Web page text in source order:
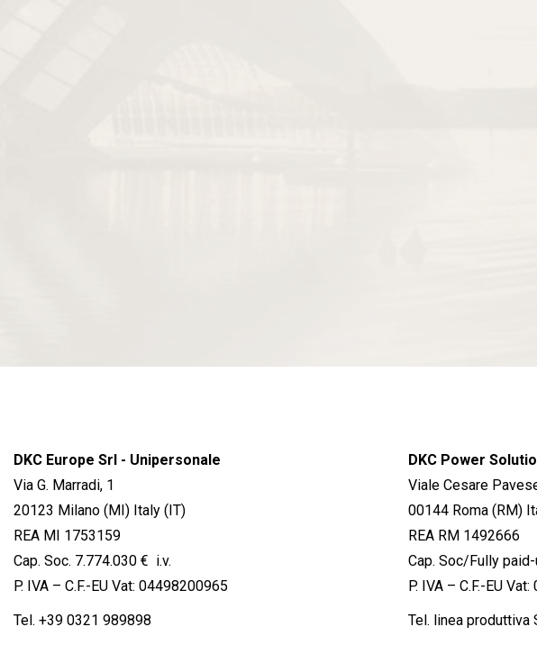
DKC Europe Srl - Unipersonale
Via G. Marradi, 1
20123 Milano (MI) Italy (IT)
REA MI 1753159
Cap. Soc. 7.774.030 € i.v.
P. IVA – C.F.-EU Vat: 04498200965
Tel. +39 0321 989898
DKC Power
Viale Cesare
00144 Roma (RM)
REA RM 1492666
Cap. Soc/Fully
P. IVA – C.F.-EU
Tel. linea produttiva